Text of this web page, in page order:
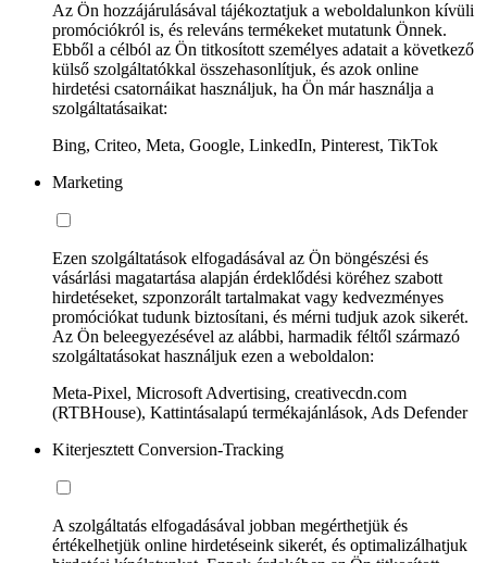
Az Ön hozzájárulásával tájékoztatjuk a weboldalunkon kívüli
promóciókról is, és releváns termékeket mutatunk Önnek.
Ebből a célból az Ön titkosított személyes adatait a következő
külső szolgáltatókkal összehasonlítjuk, és azok online
hirdetési csatornáikat használjuk, ha Ön már használja a
szolgáltatásaikat:
Bing, Criteo, Meta, Google, LinkedIn, Pinterest, TikTok
Marketing
Ezen szolgáltatások elfogadásával az Ön böngészési és
vásárlási magatartása alapján érdeklődési köréhez szabott
hirdetéseket, szponzorált tartalmakat vagy kedvezményes
promóciókat tudunk biztosítani, és mérni tudjuk azok sikerét.
Az Ön beleegyezésével az alábbi, harmadik féltől származó
szolgáltatásokat használjuk ezen a weboldalon:
Meta-Pixel, Microsoft Advertising, creativecdn.com
(RTBHouse), Kattintásalapú termékajánlások, Ads Defender
Kiterjesztett Conversion-Tracking
A szolgáltatás elfogadásával jobban megérthetjük és
értékelhetjük online hirdetéseink sikerét, és optimalizálhatjuk